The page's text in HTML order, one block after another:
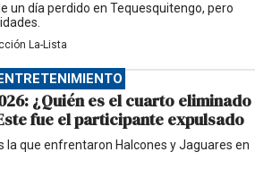
un día perdido en Tequesquitengo, pero
La-Lista
ENTRETENIMIENTO
¿Quién es el cuarto eliminado
fue el participante expulsado
la que enfrentaron Halcones y Jaguares en